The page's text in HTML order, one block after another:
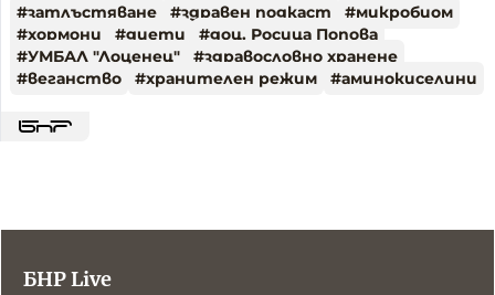
#затлъстяване #здравен подкаст #микробиом
#хормони #диети #доц. Росица Попова
#УМБАЛ "Лоценец" #здравословно хранене
#веганство #хранителен режим #аминокиселини
БНР Live